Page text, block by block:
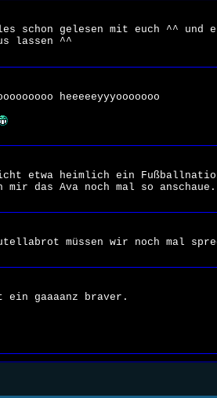
schon gelesen mit euch ^^ und
lassen ^^
heeeeeyyyooooooo
etwa heimlich ein
mir das Ava noch mal so
müssen wir noch mal
ein gaaaanz braver.